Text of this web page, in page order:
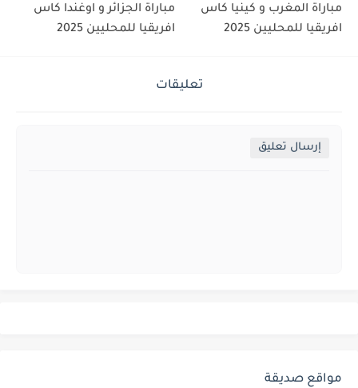
مباراة المغرب و كينيا كاس
افريقيا للمحليين 2025
مباراة الجزائر و اوغندا كاس
افريقيا للمحليين 2025
تعليقات
إرسال تعليق
مواقع صديقة